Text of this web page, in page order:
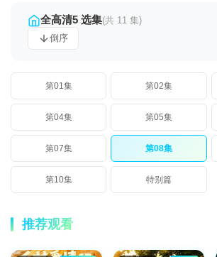
全高清5 选集(共 11 集)
倒序
第01集 第02集
第04集 第05集
第07集 第08集
第10集 特别篇
推荐观看